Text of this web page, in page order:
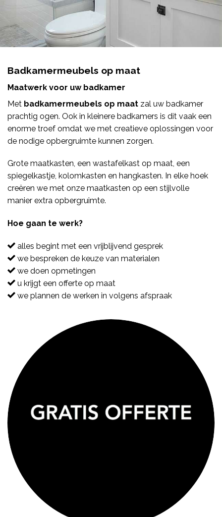
Badkamermeubels op maat
Maatwerk voor uw badkamer
Met badkamermeubels op maat zal uw badkamer
prachtig ogen. Ook in kleinere badkamers is dit vaak een
enorme troef omdat we met creatieve oplossingen voor
de nodige opbergruimte kunnen zorgen.
Grote maatkasten, een wastafelkast op maat, een
spiegelkastje, kolomkasten en hangkasten. In elke hoek
creëren we met onze maatkasten op een stijlvolle
manier extra opbergruimte.
Hoe gaan te werk?
alles begint met een vrijblijvend gesprek
we bespreken de keuze van materialen
we doen opmetingen
u krijgt een offerte op maat
we plannen de werken in volgens afspraak